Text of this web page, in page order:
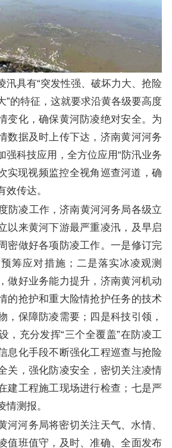
汛具有“突发性强、破坏力大、抢险
”的特征，这就要求沿黄各级要高度
变化，确保黄河防凌绝对安全。为
数据及时上传下达，济南黄河河务
强科技应用，全方位应用“防汛业务
实现视频监控全视角巡查河道，确
传达。
防凌工作，济南黄河河务局各级立
以来黄河下游最严重凌汛，及早启
密做好各项防凌工作。一是修订完
筹应对措施；二是落实冰凌观测
做好业务能力提升，济南黄河机动
的抢护和重大险情抢护任务的技术
，保障防凌需要；四是科技引领，
，充分发挥“三个全覆盖”在防凌工
息化手段不断强化工程巡查与抢险
关，强化防凌安全，密切关注凌情
建工程施工现场进行检查；七是严
测报。
河河务局将密切关注天气、水情、
值班值守，及时、准确、全面发布